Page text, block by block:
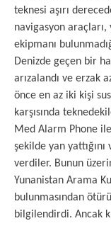
teknesi aşırı
navigasyon
ekipmanı
Denizde geçen bir
arızalandı ve erzak
önce en az iki kişi
karşısında
Med Alarm Phone
şekilde yan
verdiler. Bunun
Yunanistan Arama
bulunmasından
bilgilendirdi. Ancak